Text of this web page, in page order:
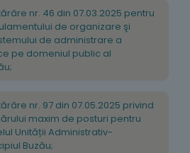
nr. 46 din 07.03.2025 pentru
de organizare şi
de administrare a
pe domeniul public al
nr. 97 din 07.05.2025 privind
maxim de posturi pentru
Unității Administrativ-
Buzău;